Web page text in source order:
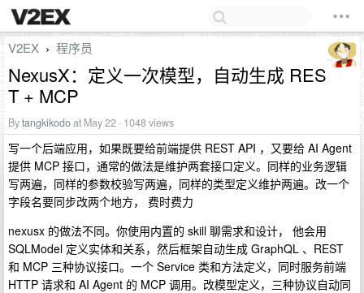
V2EX › 程序员
NexusX：定义一次模型，自动生成 RES
T + MCP
Bytangkikodoat May 22 · 1048 views
写一个后端应用，如果既要给前端提供 REST API ，又要给 AI Agent
提供 MCP 接口，通常的做法是维护两套接口定义。同样的业务逻辑
写两遍，同样的参数校验写两遍，同样的类型定义维护两遍。改一个
字段名要同步改两个地方， 费时费力
nexusx 的做法不同。你使用内置的 skill 聊需求和设计， 他会用
SQLModel 定义实体和关系，然后框架自动生成 GraphQL 、REST
和 MCP 三种协议接口。一个 Service 类和方法定义，同时服务前端
HTTP 请求和 AI Agent 的 MCP 调用。改模型定义，三种协议自动同